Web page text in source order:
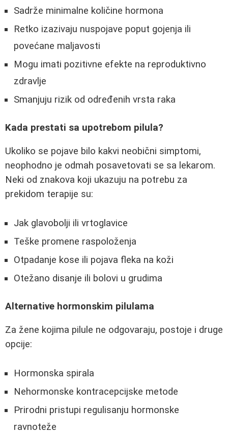
Sadrže minimalne količine hormona
Retko izazivaju nuspojave poput gojenja ili
povećane maljavosti
Mogu imati pozitivne efekte na reproduktivno
zdravlje
Smanjuju rizik od određenih vrsta raka
Kada prestati sa upotrebom pilula?
Ukoliko se pojave bilo kakvi neobični simptomi,
neophodno je odmah posavetovati se sa lekarom.
Neki od znakova koji ukazuju na potrebu za
prekidom terapije su:
Jak glavobolji ili vrtoglavice
Teške promene raspoloženja
Otpadanje kose ili pojava fleka na koži
Otežano disanje ili bolovi u grudima
Alternative hormonskim pilulama
Za žene kojima pilule ne odgovaraju, postoje i druge
opcije:
Hormonska spirala
Nehormonske kontracepcijske metode
Prirodni pristupi regulisanju hormonske
ravnoteže